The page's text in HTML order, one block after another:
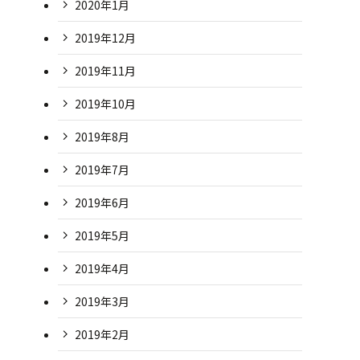
2020年1月
2019年12月
2019年11月
2019年10月
2019年8月
2019年7月
2019年6月
2019年5月
2019年4月
2019年3月
2019年2月